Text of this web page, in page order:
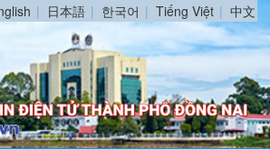
日本語 한국어 Tiếng Việt 中文